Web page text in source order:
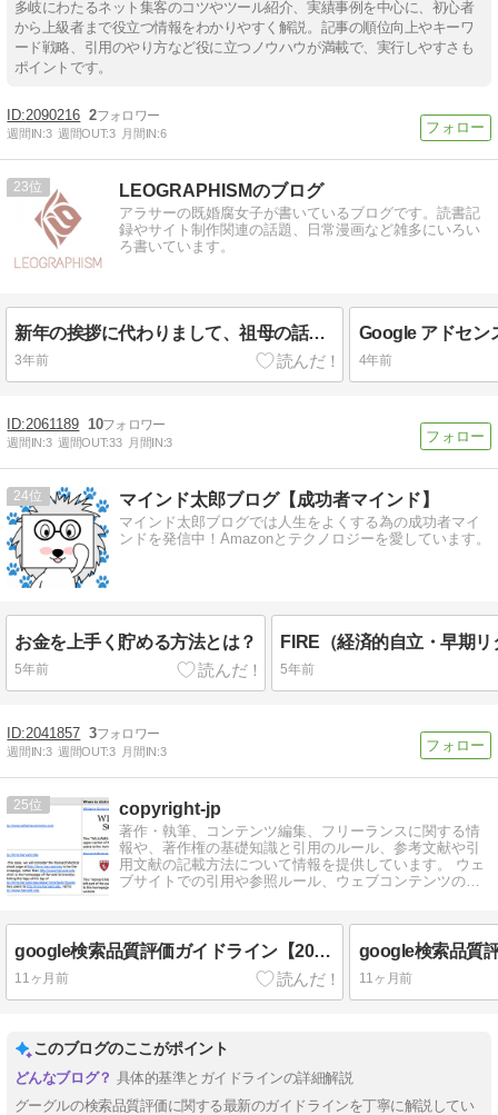
多岐にわたるネット集客のコツやツール紹介、実績事例を中心に、初心者
から上級者まで役立つ情報をわかりやすく解説。記事の順位向上やキーワ
ード戦略、引用のやり方など役に立つノウハウが満載で、実行しやすさも
ポイントです。
2090216 2
週間IN:3 週間OUT:3 月間IN:6
23 LEOGRAPHISMのブログ
アラサーの既婚腐女子が書いているブログです。読書記
録やサイト制作関連の話題、日常漫画など雑多にいろい
ろ書いています。
新年の挨拶に代わりまして、祖母の話をひとつ。
3年前 4年前
2061189 10
週間IN:3 週間OUT:33 月間IN:3
24 マインド太郎ブログ【成功者マインド】
マインド太郎ブログでは人生をよくする為の成功者マイ
ンドを発信中！Amazonとテクノロジーを愛しています。
お金を上手く貯める方法とは？
5年前 5年前
2041857 3
週間IN:3 週間OUT:3 月間IN:3
25 copyright-jp
著作・執筆、コンテンツ編集、フリーランスに関する情
報や、著作権の基礎知識と引用のルール、参考文献や引
用文献の記載方法について情報を提供しています。 ウェ
ブサイトでの引用や参照ルール、ウェブコンテンツの制
google検索品質評価ガイドライン【2025年9月 日本語訳】（６）NeedsMet評価ガイドライン
11ヶ月前 11ヶ月前
このブログのここがポイント
具体的基準とガイドラインの詳細解説
グーグルの検索品質評価に関する最新のガイドラインを丁寧に解説してい